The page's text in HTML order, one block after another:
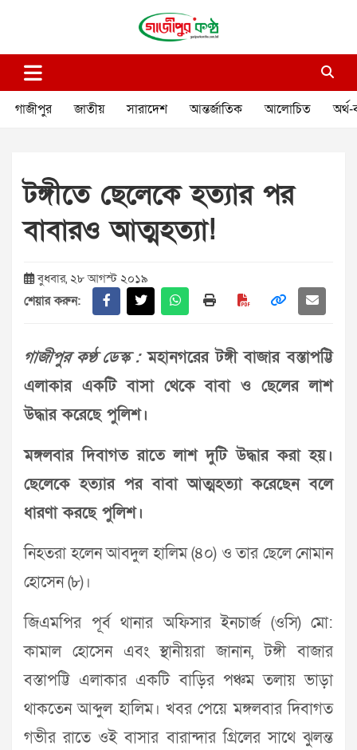
গাজীপুর কণ্ঠ
গাজীপুর জাতীয় সারাদেশ আন্তর্জাতিক আলোচিত অর্থ-
টঙ্গীতে ছেলেকে হত্যার পর
বাবারও আত্মহত্যা!
বুধবার, ২৮ আগস্ট ২০১৯
শেয়ার করুন:
গাজীপুর কণ্ঠ ডেস্ক :মহানগরের টঙ্গী বাজার বস্তাপট্টি
এলাকার একটি বাসা থেকে বাবা ও ছেলের লাশ
উদ্ধার করেছে পুলিশ।
মঙ্গলবার দিবাগত রাতে লাশ দুটি উদ্ধার করা হয়।
ছেলেকে হত্যার পর বাবা আত্মহত্যা করেছেন বলে
ধারণা করছে পুলিশ।
নিহতরা হলেন আবদুল হালিম (৪০) ও তার ছেলে নোমান
হোসেন (৮)।
জিএমপির পূর্ব থানার অফিসার ইনচার্জ (ওসি) মো:
কামাল হোসেন এবং স্থানীয়রা জানান, টঙ্গী বাজার
বস্তাপট্টি এলাকার একটি বাড়ির পঞ্চম তলায় ভাড়া
থাকতেন আব্দুল হালিম। খবর পেয়ে মঙ্গলবার দিবাগত
গভীর রাতে ওই বাসার বারান্দার গ্রিলের সাথে ঝুলন্ত